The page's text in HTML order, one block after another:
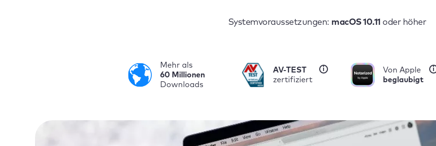
Systemvoraussetzungen: macOS 10.11 oder höher
Mehr als
60 Millionen
Downloads
i
AV-TEST
zertifiziert
i
Von Apple
beglaubigt